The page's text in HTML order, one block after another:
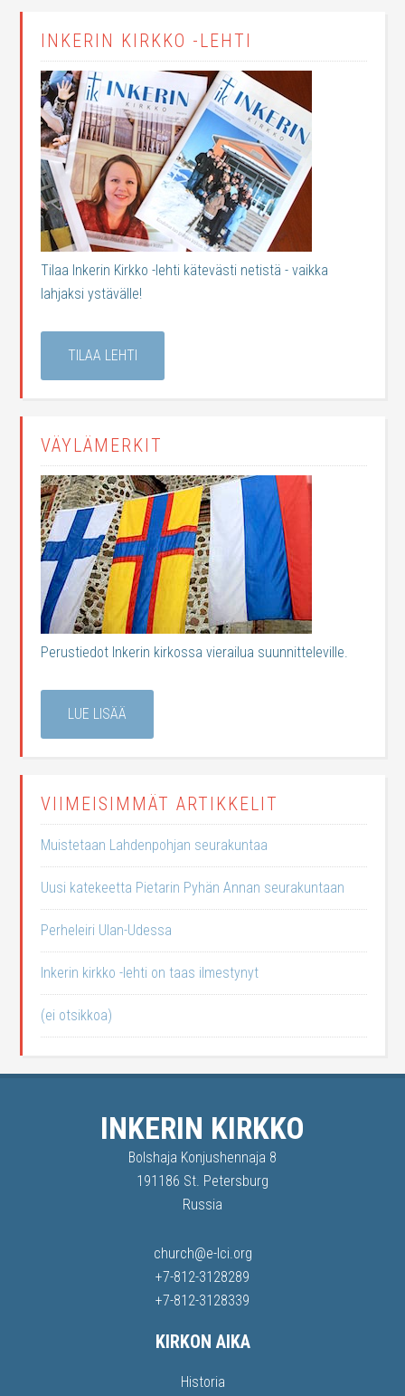
INKERIN KIRKKO -LEHTI
Tilaa Inkerin Kirkko -lehti kätevästi netistä - vaikka
lahjaksi ystävälle!
TILAA LEHTI
VÄYLÄMERKIT
Perustiedot Inkerin kirkossa vierailua suunnitteleville.
LUE LISÄÄ
VIIMEISIMMÄT ARTIKKELIT
Muistetaan Lahdenpohjan seurakuntaa
Uusi katekeetta Pietarin Pyhän Annan seurakuntaan
Perheleiri Ulan-Udessa
Inkerin kirkko -lehti on taas ilmestynyt
(ei otsikkoa)
INKERIN KIRKKO
Bolshaja Konjushennaja 8
191186 St. Petersburg
Russia
church@e-lci.org
+7-812-3128289
+7-812-3128339
KIRKON AIKA
Historia